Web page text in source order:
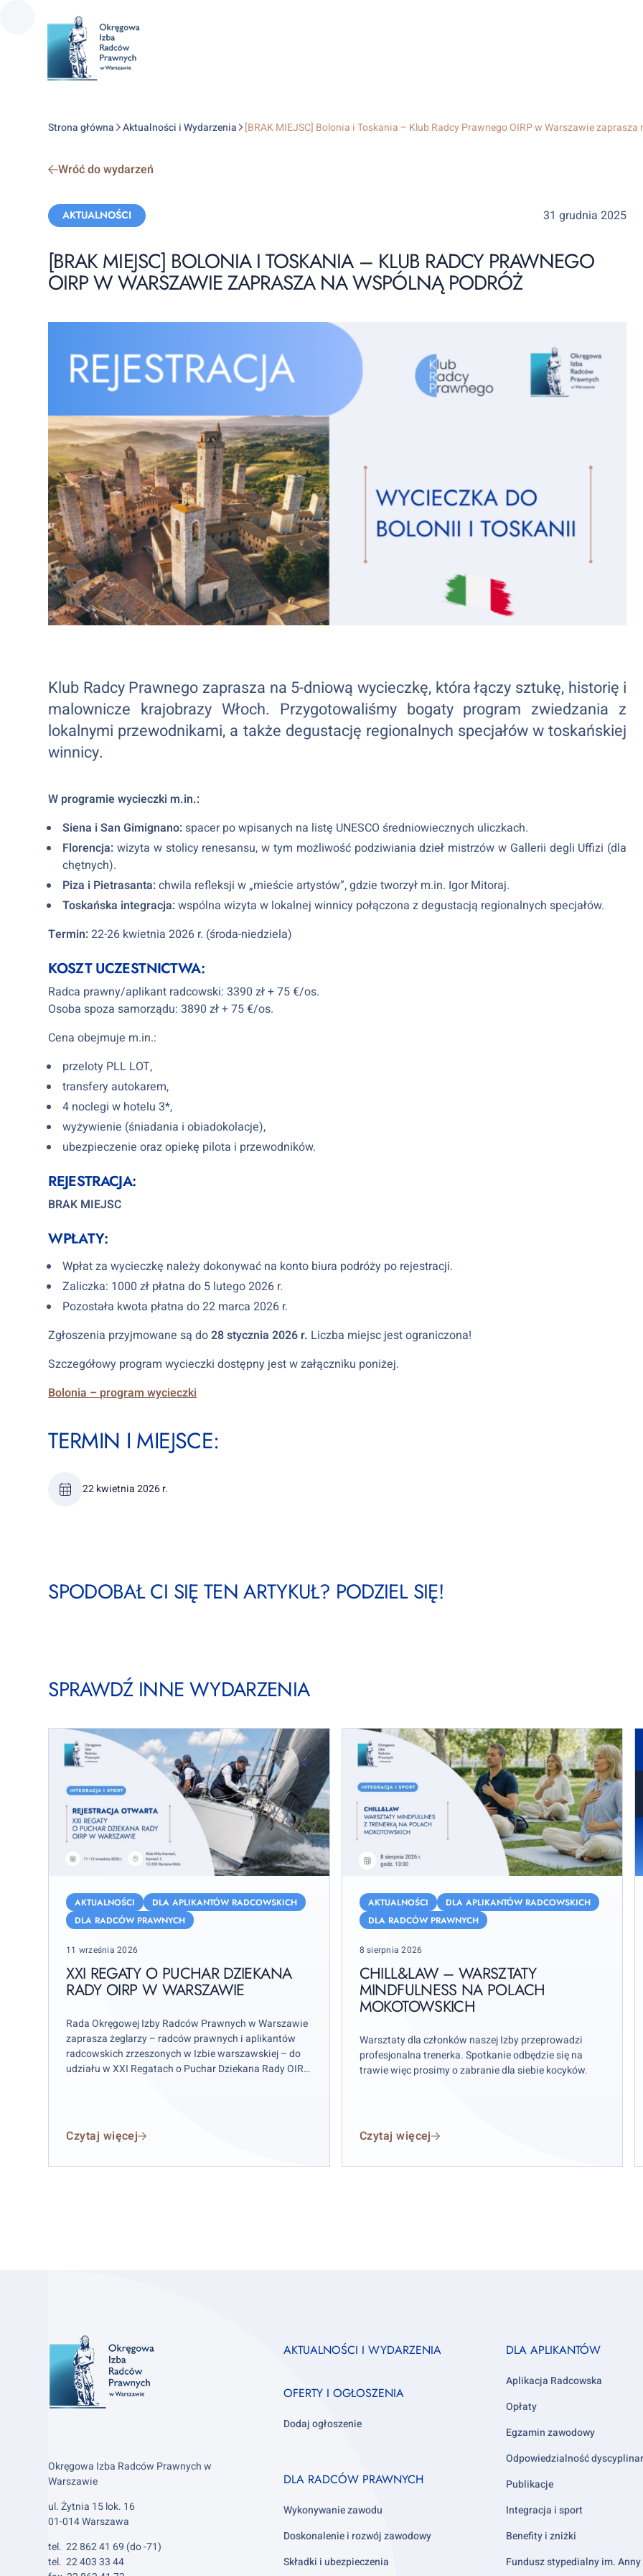
Strona główna Aktualności i Wydarzenia [BRAK MIEJSC] Bolonia i Toskania – Klub Radcy Prawnego OIRP w Warszawie
Wróć do wydarzeń
Categories:
AKTUALNOŚCI 31 grudnia 2025
[BRAK MIEJSC] BOLONIA I TOSKANIA – KLUB RADCY PRAWNEGO
OIRP W WARSZAWIE ZAPRASZA NA WSPÓLNĄ PODRÓŻ
Klub Radcy Prawnego zaprasza na 5-dniową wycieczkę, która łączy sztukę, historię i
malownicze krajobrazy Włoch. Przygotowaliśmy bogaty program zwiedzania z
lokalnymi przewodnikami, a także degustację regionalnych specjałów w toskańskiej
winnicy.
W programie wycieczki m.in.:
Siena i San Gimignano:spacer po wpisanych na listę UNESCO średniowiecznych uliczkach.
Florencja: wizyta w stolicy renesansu, w tym możliwość podziwiania dzieł mistrzów w Gallerii degli Uffizi (dla
chętnych).
Piza i Pietrasanta:chwila refleksji w „mieście artystów”, gdzie tworzył m.in. Igor Mitoraj.
Toskańska integracja:wspólna wizyta w lokalnej winnicy połączona z degustacją regionalnych specjałów.
Termin:22-26 kwietnia 2026 r. (środa-niedziela)
KOSZT UCZESTNICTWA:
Radca prawny/aplikant radcowski: 3390 zł + 75 €/os.
Osoba spoza samorządu: 3890 zł + 75 €/os.
Cena obejmuje m.in.:
przeloty PLL LOT,
transfery autokarem,
4 noclegi w hotelu 3*,
wyżywienie (śniadania i obiadokolacje),
ubezpieczenie oraz opiekę pilota i przewodników.
REJESTRACJA:
BRAK MIEJSC
WPŁATY:
Wpłat za wycieczkę należy dokonywać na konto biura podróży po rejestracji.
Zaliczka: 1000 zł płatna do 5 lutego 2026 r.
Pozostała kwota płatna do 22 marca 2026 r.
Zgłoszenia przyjmowane są do28 stycznia 2026 r. Liczba miejsc jest ograniczona!
Szczegółowy program wycieczki dostępny jest w załączniku poniżej.
Bolonia – program wycieczki
TERMIN I MIEJSCE:
22 kwietnia 2026 r.
SPODOBAŁ CI SIĘ TEN ARTYKUŁ? PODZIEL SIĘ!
SPRAWDŹ INNE WYDARZENIA
Regaty
Dziekana
Rady
OIRP
Warszawie
AKTUALNOŚCI
DLA APLIKANTÓW RADCOWSKICH
DLA RADCÓW PRAWNYCH
Posted
11 września 2026
XXI REGATY O PUCHAR DZIEKANA
RADY OIRP W WARSZAWIE
Rada Okręgowej Izby Radców Prawnych w Warszawie
zaprasza żeglarzy – radców prawnych i aplikantów
radcowskich zrzeszonych w Izbie warszawskiej – do
udziału w XXI Regatach o Puchar Dziekana Rady OIRP
Czytaj więcej
warsztaty
Polach
Mokotowskich
AKTUALNOŚCI
DLA APLIKANTÓW RADCOWSKICH
DLA RADCÓW PRAWNYCH
Posted
8 sierpnia 2026
CHILL&LAW – WARSZTATY
MINDFULNESS NA POLACH
MOKOTOWSKICH
Warsztaty dla członków naszej Izby przeprowadzi
profesjonalna trenerka. Spotkanie odbędzie się na
trawie więc prosimy o zabranie dla siebie kocyków.
Czytaj więcej
Okręgowa Izba Radców Prawnych w
Warszawie
ul. Żytnia 15 lok. 16
01-014 Warszawa
tel. 22 862 41 69 (do -71)
tel. 22 403 33 44
Footer
AKTUALNOŚCI I WYDARZENIA
OFERTY I OGŁOSZENIA
Dodaj ogłoszenie
Footer
2
DLA RADCÓW PRAWNYCH
Wykonywanie zawodu
Doskonalenie i rozwój zawodowy
Składki i ubezpieczenia
Footer
3
DLA APLIKANTÓW
Aplikacja Radcowska
Opłaty
Egzamin zawodowy
Odpowiedzialność
Publikacje
Integracja i sport
Benefity i zniżki
Fundusz stypedialny im.